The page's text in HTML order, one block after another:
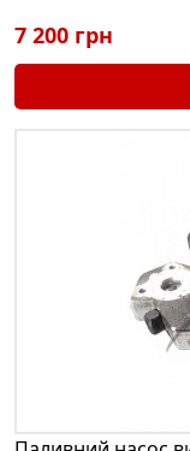
7 200 грн